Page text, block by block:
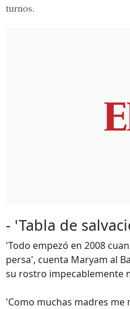
turnos.
- 'Tabla de
'Todo empezó en 2008
persa', cuenta Maryam al
su rostro impecablemente
'Como muchas madres me